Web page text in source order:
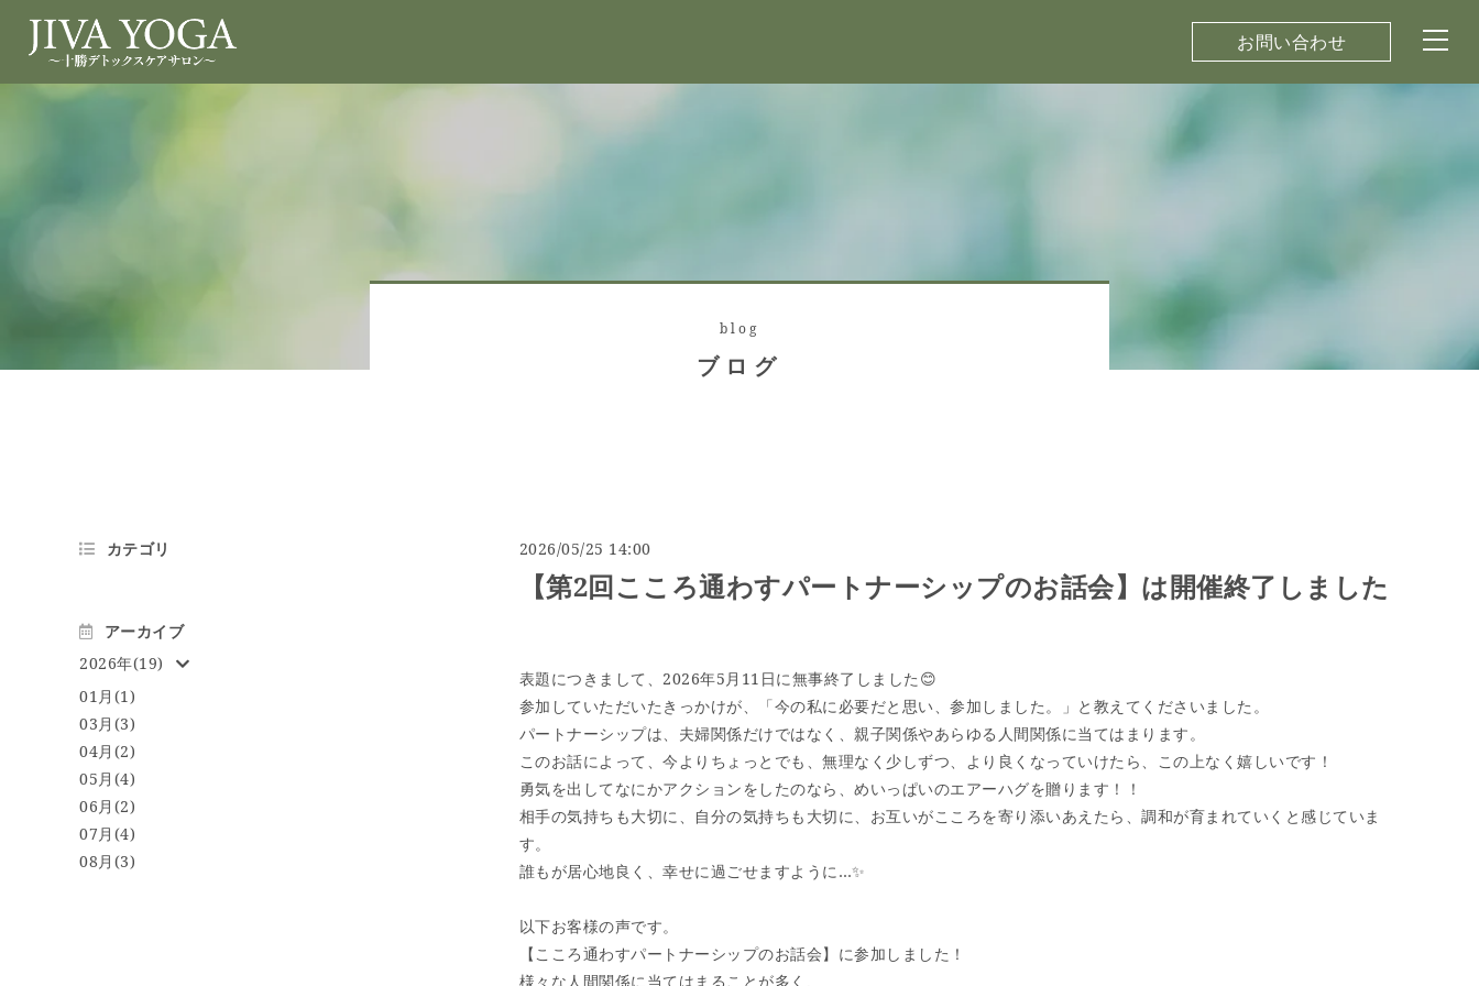
お問い合わせ
blog
ブログ
2026/05/25 14:00
【第2回こころ通わすパートナーシップのお話会】は開催終了しました
表題につきまして、2026年5月11日に無事終了しました😊
参加していただいたきっかけが、「今の私に必要だと思い、参加しました。」と教えてくださいました。
パートナーシップは、夫婦関係だけではなく、親子関係やあらゆる人間関係に当てはまります。
このお話によって、今よりちょっとでも、無理なく少しずつ、より良くなっていけたら、この上なく嬉しいです！
勇気を出してなにかアクションをしたのなら、めいっぱいのエアーハグを贈ります！！
相手の気持ちも大切に、自分の気持ちも大切に、お互いがこころを寄り添いあえたら、調和が育まれていくと感じていま
す。
誰もが居心地良く、幸せに過ごせますように…✨
以下お客様の声です。
【こころ通わすパートナーシップのお話会】に参加しました！
様々な人間関係に当てはまることが多く、
カテゴリ
アーカイブ
2026年(19)
01月(1)
03月(3)
04月(2)
05月(4)
06月(2)
07月(4)
08月(3)